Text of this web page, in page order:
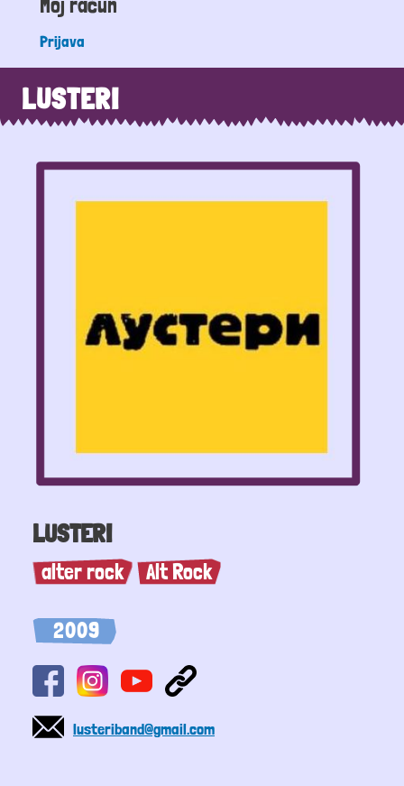
Prijava
LUSTERI
LUSTERI
alter rock Alt Rock
2009
lusteriband@gmail.com